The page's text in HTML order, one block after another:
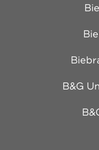
B&G